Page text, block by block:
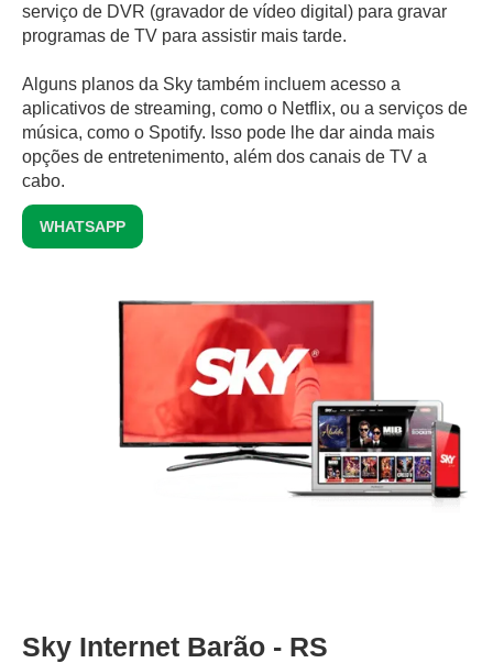
serviço de DVR (gravador de vídeo digital) para gravar
programas de TV para assistir mais tarde.
Alguns planos da Sky também incluem acesso a
aplicativos de streaming, como o Netflix, ou a serviços de
música, como o Spotify. Isso pode lhe dar ainda mais
opções de entretenimento, além dos canais de TV a
cabo.
WHATSAPP
Sky Internet Barão - RS